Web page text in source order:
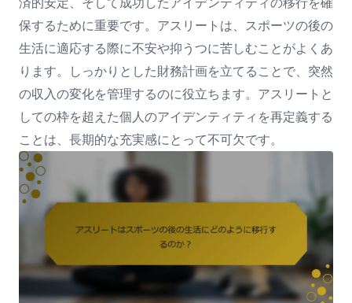
保するために重要です。アスリートは、スポーツの後の
生活に適応する際に不安や抑うつに苦しむことがよくあ
ります。しっかりとした財務計画を立てることで、突然
の収入の変化を管理するのに役立ちます。アスリートと
しての枠を超えた個人のアイデンティティを再定義する
ことは、長期的な充実感にとって不可欠です。